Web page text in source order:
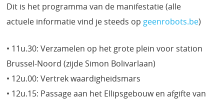
Dit is het programma van de manifestatie (alle
actuele informatie vind je steeds op geenrobots.be)
• 11u.30: Verzamelen op het grote plein voor station
Brussel-Noord (zijde Simon Bolivarlaan)
• 12u.00: Vertrek waardigheidsmars
• 12u.15: Passage aan het Ellipsgebouw en afgifte van